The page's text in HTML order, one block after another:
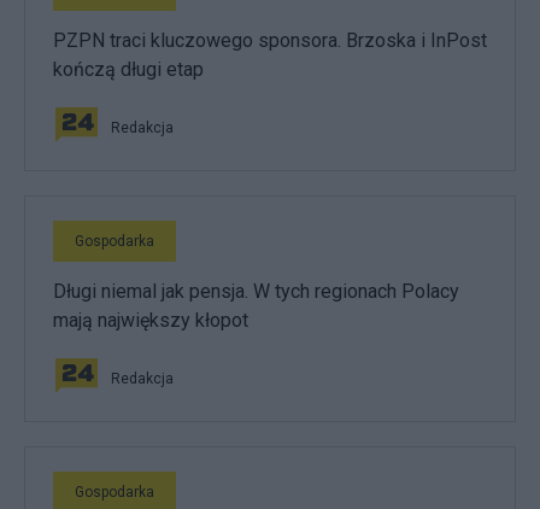
PZPN traci kluczowego sponsora. Brzoska i InPost
kończą długi etap
Redakcja
Gospodarka
Długi niemal jak pensja. W tych regionach Polacy
mają największy kłopot
Redakcja
Gospodarka